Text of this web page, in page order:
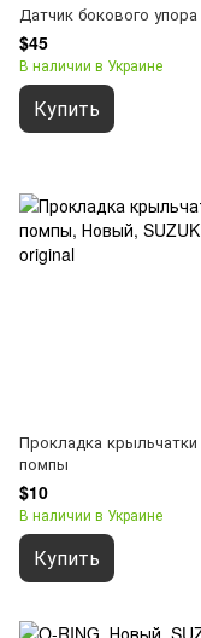
Датчик бокового упора
$45
В наличии в Украине
Купить
Прокладка крыльчатки
помпы
$10
В наличии в Украине
Купить